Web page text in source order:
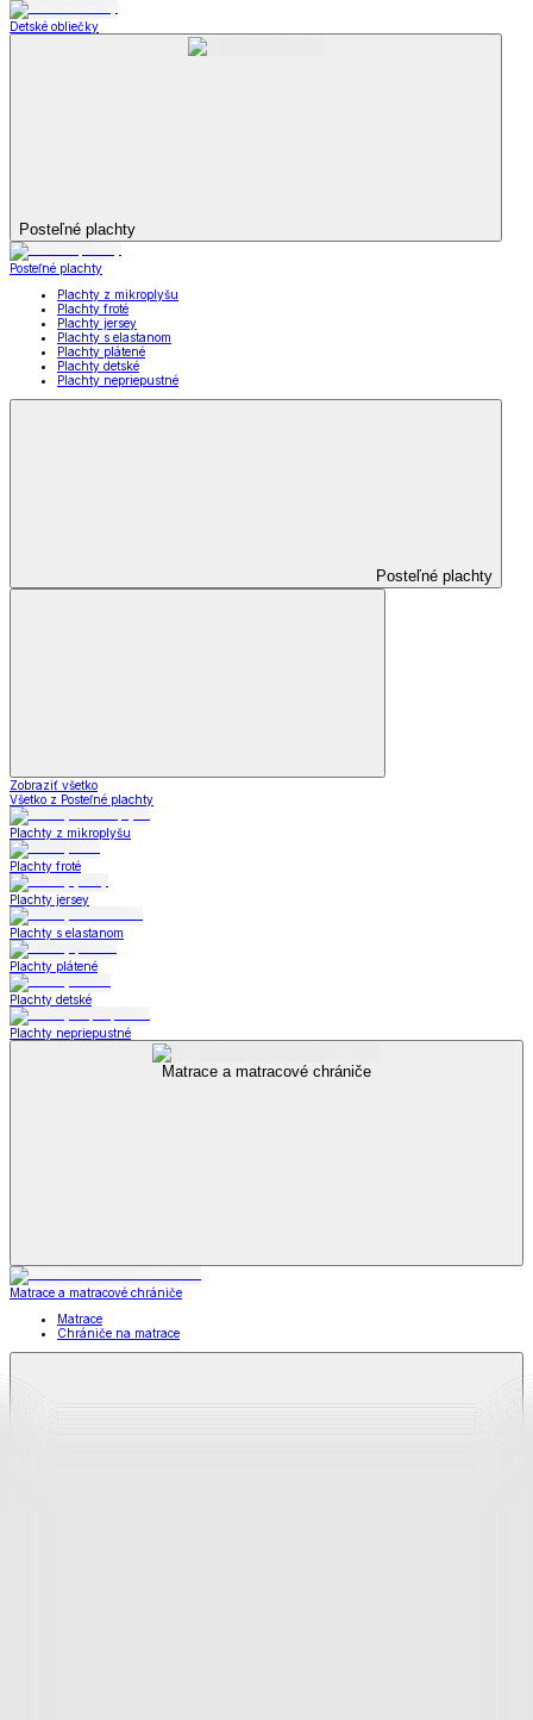
Detské obliečky
Posteľné plachty
Posteľné plachty
Plachty z mikroplyšu
Plachty froté
Plachty jersey
Plachty s elastanom
Plachty plátené
Plachty detské
Plachty nepriepustné
Posteľné plachty
Zobraziť všetko
Všetko z Posteľné plachty
Plachty z mikroplyšu
Plachty froté
Plachty jersey
Plachty s elastanom
Plachty plátené
Plachty detské
Plachty nepriepustné
Matrace a matracové chrániče
Matrace a matracové chrániče
Matrace
Chrániče na matrace